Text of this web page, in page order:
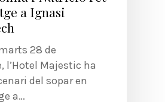
a Ignasi
28 de
l’Hotel Majestic ha
del sopar en
a…